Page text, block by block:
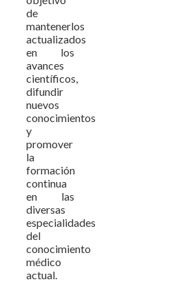
de
mantenerlos
actualizados
en los
avances
científicos,
difundir
nuevos
conocimientos
y
promover
la
formación
continua
en las
diversas
especialidades
del
conocimiento
médico
actual.